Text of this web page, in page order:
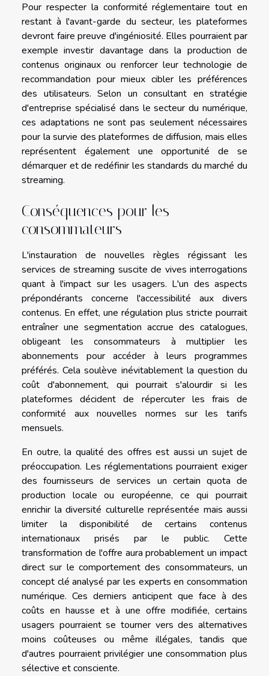
Pour respecter la conformité réglementaire tout en
restant à l'avant-garde du secteur, les plateformes
devront faire preuve d'ingéniosité. Elles pourraient par
exemple investir davantage dans la production de
contenus originaux ou renforcer leur technologie de
recommandation pour mieux cibler les préférences
des utilisateurs. Selon un consultant en stratégie
d'entreprise spécialisé dans le secteur du numérique,
ces adaptations ne sont pas seulement nécessaires
pour la survie des plateformes de diffusion, mais elles
représentent également une opportunité de se
démarquer et de redéfinir les standards du marché du
streaming.
Conséquences pour les
consommateurs
L'instauration de nouvelles règles régissant les
services de streaming suscite de vives interrogations
quant à l'impact sur les usagers. L'un des aspects
prépondérants concerne l'accessibilité aux divers
contenus. En effet, une régulation plus stricte pourrait
entraîner une segmentation accrue des catalogues,
obligeant les consommateurs à multiplier les
abonnements pour accéder à leurs programmes
préférés. Cela soulève inévitablement la question du
coût d'abonnement, qui pourrait s'alourdir si les
plateformes décident de répercuter les frais de
conformité aux nouvelles normes sur les tarifs
mensuels.
En outre, la qualité des offres est aussi un sujet de
préoccupation. Les réglementations pourraient exiger
des fournisseurs de services un certain quota de
production locale ou européenne, ce qui pourrait
enrichir la diversité culturelle représentée mais aussi
limiter la disponibilité de certains contenus
internationaux prisés par le public. Cette
transformation de l'offre aura probablement un impact
direct sur le comportement des consommateurs, un
concept clé analysé par les experts en consommation
numérique. Ces derniers anticipent que face à des
coûts en hausse et à une offre modifiée, certains
usagers pourraient se tourner vers des alternatives
moins coûteuses ou même illégales, tandis que
d'autres pourraient privilégier une consommation plus
sélective et consciente.